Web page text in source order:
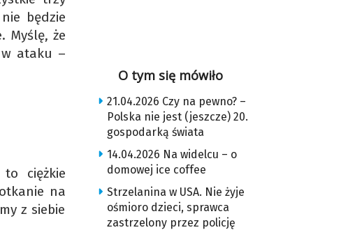
będzie
Myślę, że
ataku –
ciężkie
na
z siebie
O tym się mówiło
21.04.2026 Czy na pewno? –
Polska nie jest (jeszcze) 20.
gospodarką świata
14.04.2026 Na widelcu – o
domowej ice coffee
Strzelanina w USA. Nie żyje
ośmioro dzieci, sprawca
zastrzelony przez policję